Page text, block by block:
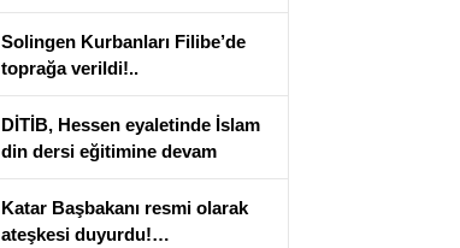
Tartışmaları Alevlendirdi
Solingen Kurbanları Filibe’de
toprağa verildi!..
DİTİB, Hessen eyaletinde İslam
din dersi eğitimine devam
edecek
Katar Başbakanı resmi olarak
ateşkesi duyurdu!…